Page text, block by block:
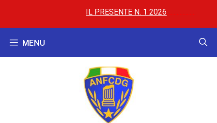
IL PRESENTE N. 1 2026............................
MENU